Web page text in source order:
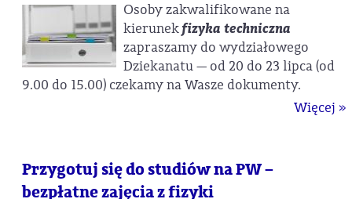
Osoby zakwalifikowane na
kierunekfizyka techniczna
zapraszamy do wydziałowego
Dziekanatu — od 20 do 23 lipca (od
9.00 do 15.00) czekamy na Wasze dokumenty.
Więcej »
Przygotuj się do studiów na PW –
bezpłatne zajęcia z fizyki